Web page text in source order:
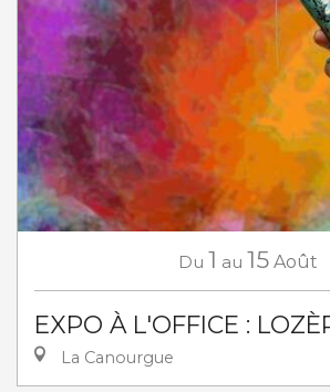
Du 1 au 15 Août
EXPO À L'OFFICE :
La Canourgue